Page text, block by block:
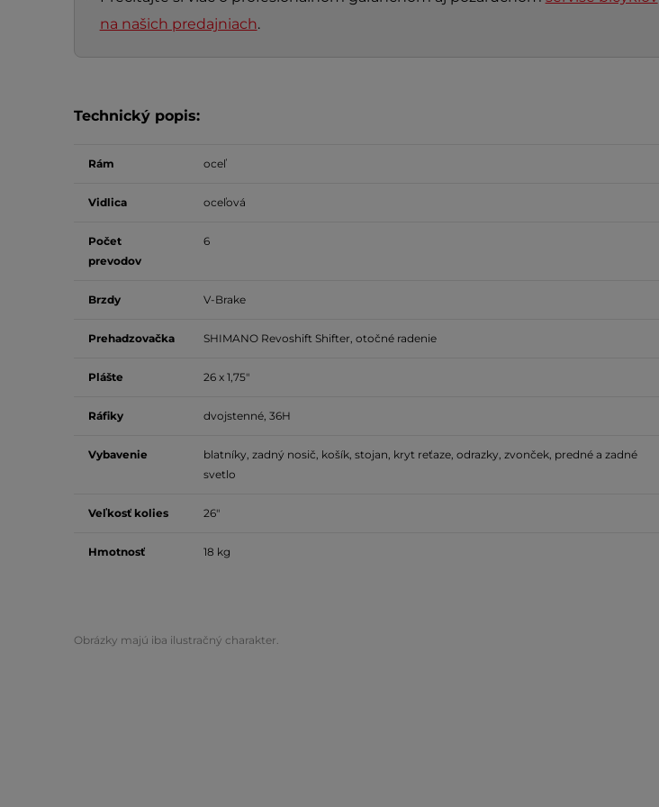
na našich predajniach.
Technický popis:
Rám oceľ
Vidlica oceľová
Počet
prevodov
6
Brzdy V-Brake
Prehadzovačka SHIMANO Revoshift Shifter, otočné radenie
Plášte 26 x 1,75"
Ráfiky dvojstenné, 36H
Vybavenie
blatníky, zadný nosič, košík, stojan, kryt reťaze, odrazky, zvonček, predné a zadné
svetlo
Veľkosť kolies 26"
Hmotnosť 18 kg
Obrázky majú iba ilustračný charakter.